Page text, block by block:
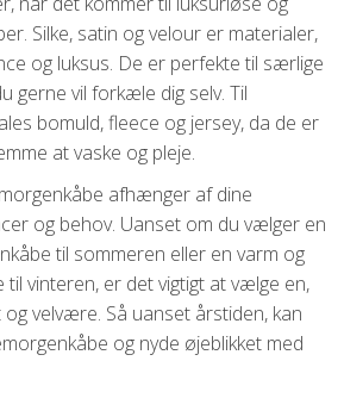
Silke, satin og velour er materialer,
og luksus. De er perfekte til særlige
gerne vil forkæle dig selv. Til
bomuld, fleece og jersey, da de er
at vaske og pleje.
afhænger af dine
og behov. Uanset om du vælger en
til sommeren eller en varm og
til vinteren, er det vigtigt at vælge en,
velvære. Så uanset årstiden, kan
og nyde øjeblikket med